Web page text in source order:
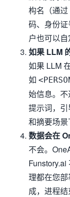
构名（通
码、身份
户也可以
如果 LLM
如果 LLM
如
始信息。
提示词，
和摘要场景
数据会在
不会。
理都在您
成，进程结